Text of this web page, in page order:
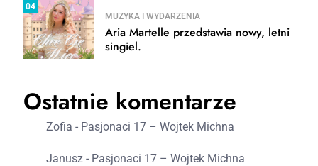
04
MUZYKA I WYDARZENIA
Aria Martelle przedstawia nowy, letni
singiel.
Ostatnie komentarze
Zofia - Pasjonaci 17 – Wojtek Michna
Janusz - Pasjonaci 17 – Wojtek Michna